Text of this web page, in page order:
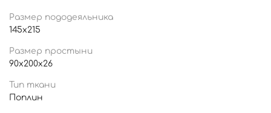
Размер пододеяльника
145x215
Размер простыни
90x200x26
Тип ткани
Поплин